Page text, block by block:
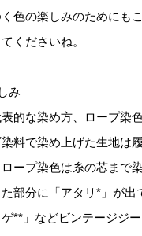
色の楽しみのためにも
くださいね。
み
的な染め方、ロープ染
料で染め上げた生地は
ープ染色は糸の芯まで
部分に「アタリ*」が出
**」などビンテージジ